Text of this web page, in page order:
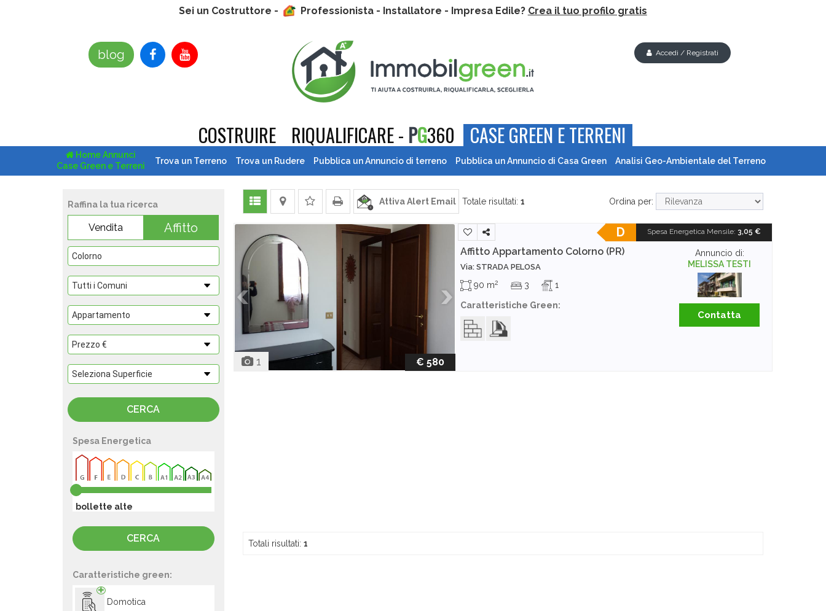
Sei un Costruttore - Professionista - Installatore - Impresa Edile? Crea il tuo profilo gratis
blog Accedi / Registrati
COSTRUIRE RIQUALIFICARE - PG360 CASE GREEN E TERRENI
Home Annunci
Case Green e Terreni
Trova un Terreno Trova un Rudere Pubblica un Annuncio di terreno Pubblica un Annuncio di Casa Green Analisi Geo-Ambientale del Terreno
Raffina la tua ricerca
Vendita Affitto
Spesa Energetica
bollette alte
Caratteristiche green:
Domotica
Attiva Alert Email Totale risultati: 1 Ordina per:
1 € 580
Spesa Energetica Mensile: 3,05 €
D
Affitto Appartamento Colorno (PR)
Via: STRADA PELOSA
90 m2 3 1
Caratteristiche Green:
Annuncio di:
MELISSA TESTI
Contatta
Totali risultati: 1